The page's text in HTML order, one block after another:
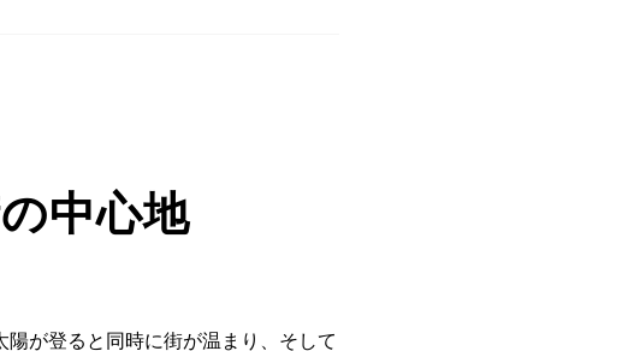
中心地
が登ると同時に街が温まり、そして